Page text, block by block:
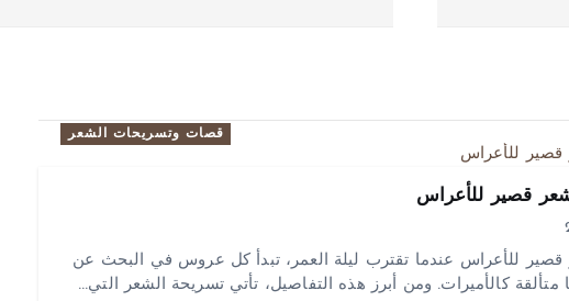
قصات وتسريحات الشعر
قصير للأعراس
للأعراس عندما تقترب ليلة العمر، تبدأ كل عروس في البحث عن
متألقة كالأميرات. ومن أبرز هذه التفاصيل، تأتي تسريحة الشعر التي…